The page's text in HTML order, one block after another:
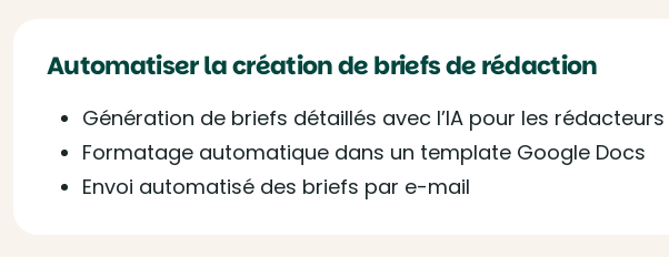
Automatiser la création de briefs de rédaction
Génération de briefs détaillés avec l’IA pour les rédacteurs
Formatage automatique dans un template Google Docs
Envoi automatisé des briefs par e-mail